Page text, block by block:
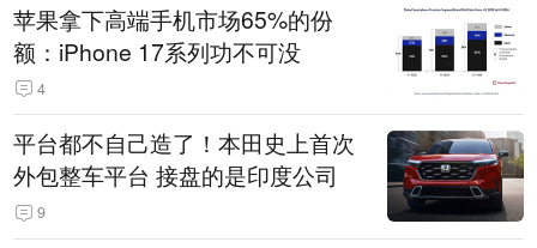
苹果拿下高端手机市场65%的份
额：iPhone 17系列功不可没
4
平台都不自己造了！本田史上首次
外包整车平台 接盘的是印度公司
9